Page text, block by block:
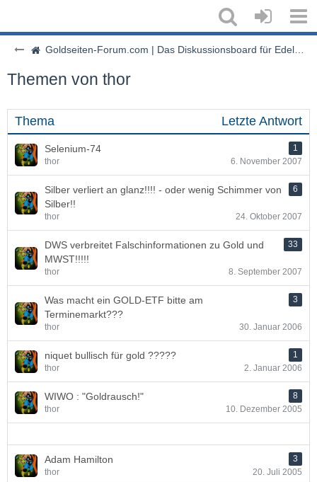
Goldseiten-Forum.com | Das Diskussionsboard für Edelmetalle & Rohstoffe
Themen von thor
Thema Letzte Antwort
Selenium-74
1
thor
6. November 2007
Silber verliert an glanz!!!! - oder wenig Schimmer von
Silber!!
6
thor 24. Oktober 2007
DWS verbreitet Falschinformationen zu Gold und
MWST!!!!!
33
thor 8. September 2007
Was macht ein GOLD-ETF bitte am
Terminemarkt???
3
thor 30. Januar 2006
niquet bullisch für gold ?????
1
thor
2. Januar 2006
WIWO : "Goldrausch!"
8
thor
10. Dezember 2005
Adam Hamilton
3
thor
20. Juli 2005